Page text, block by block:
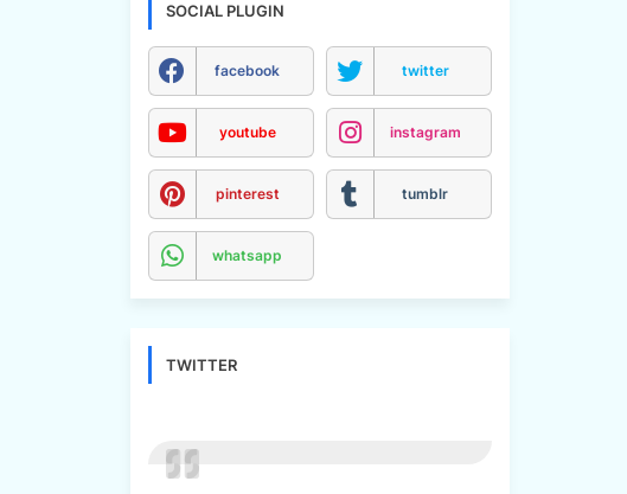
SOCIAL PLUGIN
facebook twitter
youtube instagram
pinterest tumblr
whatsapp
TWITTER